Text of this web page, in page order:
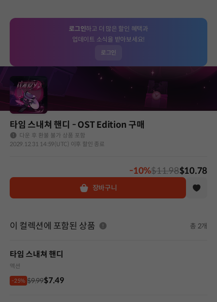
로그인하고 더 많은 할인 혜택과
업데이트 소식을 받아보세요!
로그인
타임 스내쳐 핸디 - OST Edition 구매
다운 후 환불 불가 상품 포함
2029.12.31 14:59(UTC) 이후 할인 종료
-10%$11.98$10.78
장바구니
이 컬렉션에 포함된 상품 총 2개
타임 스내쳐 핸디
액션
-25% $9.99$7.49